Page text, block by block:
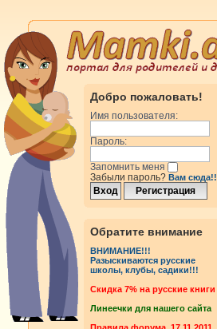
Добро пожаловать!
Имя пользователя:
Пароль:
Запомнить меня
Забыли пароль? Вам сюда!!
Обратите внимание
ВНИМАНИЕ!!!
Разыскиваются русские
школы, клубы, садики!!!
Cкидка 7% на русские книги
Линеечки для нашего сайта